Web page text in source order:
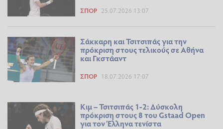
ΣΠΟΡ 25.07.2026 13:07
Σάκκαρη και Τσιτσιπάς για την
πρόκριση στους τελικούς σε Αθήνα
και Γκστάαντ
ΣΠΟΡ 18.07.2026 17:07
Κιμ – Τσιτσιπάς 1-2: Δύσκολη
πρόκριση στους 8 του Gstaad Open
για τον Έλληνα τενίστα